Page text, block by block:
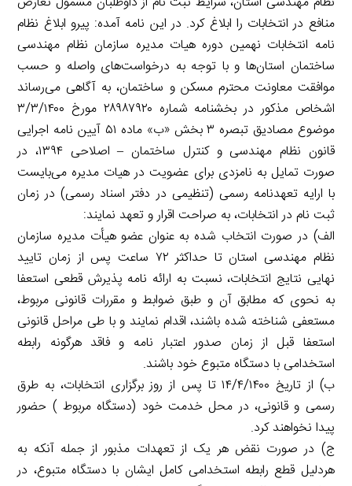
منافع در انتخابات را ابلاغ کرد. در این نامه آمده: پیرو ابلاغ نظام
نامه انتخابات نهمین دوره هیات مدیره سازمان نظام مهندسی
ساختمان استان‌ها و با توجه به درخواست‌های واصله و حسب
موافقت معاونت محترم مسکن و ساختمان، به آگاهی می‌رساند
اشخاص مذکور در بخشنامه شماره ۲۸۹۸۷۹۲۰ مورخ ۳/۳/۱۴۰۰
موضوع مصادیق تبصره ۳ بخش «ب» ماده ۵۱ آیین نامه اجرایی
قانون نظام مهندسی و کنترل ساختمان – اصلاحی ۱۳۹۴، در
صورت تمایل به نامزدی برای عضویت در هیات مدیره می‌بایست
با ارایه تعهدنامه رسمی (تنظیمی در دفتر اسناد رسمی) در زمان
ثبت نام در انتخابات، به صراحت اقرار و تعهد نمایند:
الف) در صورت انتخاب شده به عنوان عضو هیأت مدیره سازمان
نظام مهندسی استان تا حداکثر ۷۲ ساعت پس از زمان تایید
نهایی نتایج انتخابات، نسبت به ارائه نامه پذیرش قطعی استعفا
به نحوی که مطابق آن و طبق ضوابط و مقررات قانونی مربوط،
مستعفی شناخته شده باشند، اقدام نمایند و با طی مراحل قانونی
استعفا قبل از زمان صدور اعتبار نامه و فاقد هرگونه رابطه
استخدامی با دستگاه متبوع خود باشند.
ب) از تاریخ ۱۴/۴/۱۴۰۰ تا پس از روز برگزاری انتخابات، به طرق
رسمی و قانونی، در محل خدمت خود (دستگاه مربوط ) حضور
پیدا نخواهند کرد.
ج) در صورت نقض هر یک از تعهدات مذبور از جمله آنکه به
هردلیل قطع رابطه استخدامی كامل ایشان با دستگاه متبوع، در